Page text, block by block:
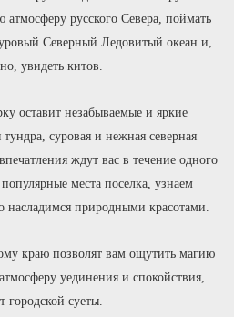
атмосферу русского Севера, поймать
Северный Ледовитый океан и,
увидеть китов.
оставит незабываемые и яркие
суровая и нежная северная
ждут вас в течение одного
места поселка, узнаем
насладимся природными красотами.
краю позволят вам ощутить магию
уединения и спокойствия,
городской суеты.